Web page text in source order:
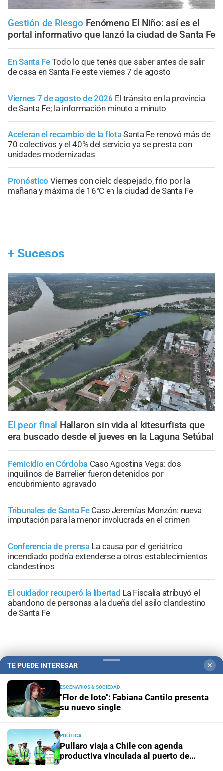
Gestión de Riesgo Fenómeno El Niño: así es el
portal informativo que lanzó la ciudad de Santa Fe
En Santa FeTodo lo que tenés que saber antes de salir
de casa en Santa Fe este viernes 7 de agosto
Viernes 7 de agosto de 2026 El tránsito en la provincia
de Santa Fe; la información minuto a minuto
Aceleran el recambio de la flotaSanta Fe renovó más de
70 colectivos y el 40% del servicio ya se presta con
unidades modernizadas
Pronóstico Viernes con cielo despejado, frío por la
mañana y máxima de 16°C en la ciudad de Santa Fe
+ Sucesos
El peor final Hallaron sin vida al kitesurfista que
era buscado desde el jueves en la Laguna Setúbal
Femicidio en Córdoba Caso Agostina Vega: dos
inquilinos de Barrelier fueron detenidos por
encubrimiento agravado
Tribunales de Santa Fe Caso Jeremías Monzón: nueva
imputación para la menor involucrada en el crimen
Conferencia de prensa La causa por el geriátrico
incendiado podría extenderse a otros establecimientos
clandestinos
El cuidador recuperó la libertad La Fiscalía atribuyó el
abandono de personas a la dueña del asilo clandestino
de Santa Fe
+Información General
TE PUEDE INTERESAR ✕
ESCENARIOS & SOCIEDAD
"Flor de loto": Fabiana Cantilo presenta
su nuevo single
POLÍTICA
Pullaro viaja a Chile con agenda
productiva vinculada al puerto de